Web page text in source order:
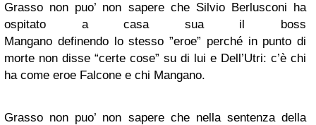
Grasso non puo’ non sapere che Silvio Berlusconi ha
ospitato a casa sua il boss
Mangano definendo lo stesso ”eroe” perché in punto di
morte non disse “certe cose” su di lui e Dell’Utri: c’è chi
ha come eroe Falcone e chi Mangano.
Grasso non puo’ non sapere che nella sentenza della